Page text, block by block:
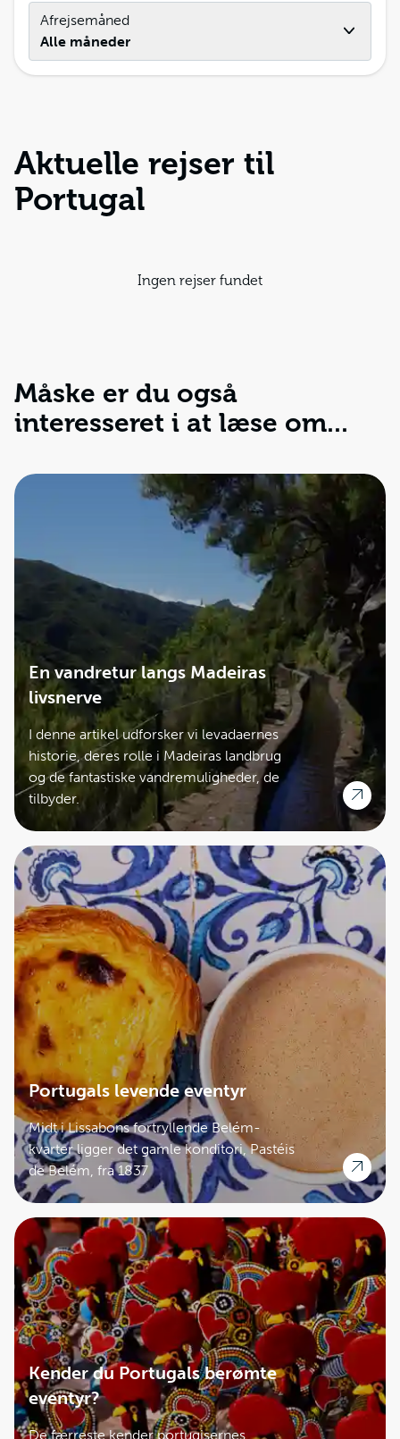
Afrejsemåned
Alle måneder
Aktuelle rejser til
Portugal
Ingen rejser fundet
Måske er du også
interesseret i at læse om...
En vandretur langs Madeiras
livsnerve
I denne artikel udforsker vi levadaernes
historie, deres rolle i Madeiras landbrug
og de fantastiske vandremuligheder, de
tilbyder.
Portugals levende eventyr
Midt i Lissabons fortryllende Belém-
kvarter ligger det gamle konditori, Pastéis
de Belém, fra 1837
Kender du Portugals berømte
eventyr?
De færreste kender portugisernes